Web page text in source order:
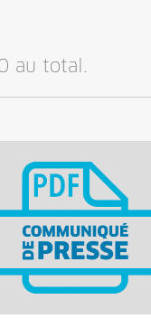
au total.